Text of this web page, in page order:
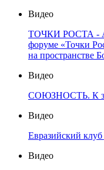
Видео
ТОЧКИ РОСТА -
форуме «Точки
на пространстве
Видео
СОЮЗНОСТЬ. К
Видео
Евразийский
Видео